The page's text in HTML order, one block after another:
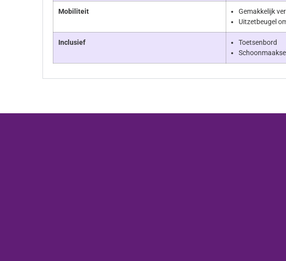
Mobiliteit
Gemakkelijk
Uitzetbeugel
Inclusief
Toetsenbord